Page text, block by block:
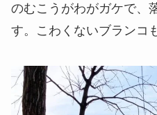
のむこうがわがガケで、
す。こわくないブランコ